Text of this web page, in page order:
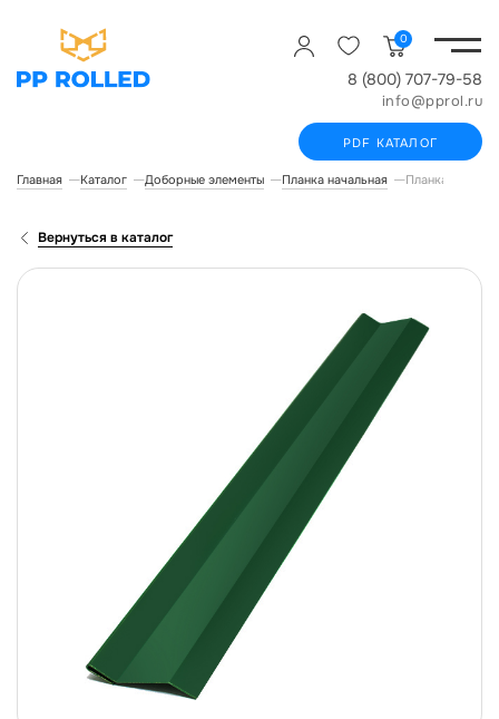
0
8 (800) 707-79-58
info@pprol.ru
PDF КАТАЛОГ
Главная Каталог Доборные элементы Планка начальная Планка
Вернуться в каталог